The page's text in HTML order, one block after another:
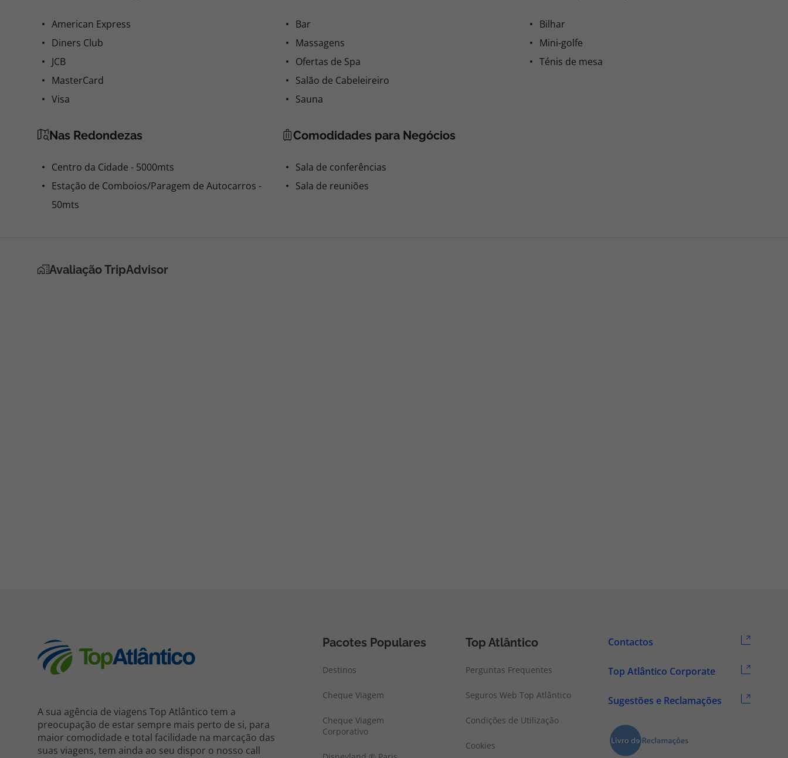
American Express
Diners Club
JCB
MasterCard
Visa
Bar
Massagens
Ofertas de Spa
Salão de Cabeleireiro
Sauna
Bilhar
Mini-golfe
Ténis de mesa
Nas Redondezas
Centro da Cidade - 5000mts
Estação de Comboios/Paragem de Autocarros -
50mts
Comodidades para Negócios
Sala de conferências
Sala de reuniões
Avaliação TripAdvisor
A sua agência de viagens Top Atlântico tem a
preocupação de estar sempre mais perto de si, para
maior comodidade e total facilidade na marcação das
suas viagens, tem ainda ao seu dispor o nosso call
Pacotes Populares
Destinos
Cheque Viagem
Cheque Viagem
Corporativo
Top Atlântico
Perguntas Frequentes
Seguros Web Top Atlântico
Condições de Utilização
Cookies
Contactos
Top Atlântico Corporate
Sugestões e Reclamações